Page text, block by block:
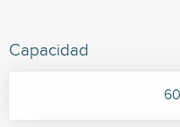
Capacidad